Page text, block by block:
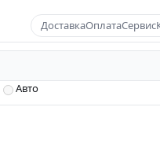
ДоставкаОплатаСервис
Авто